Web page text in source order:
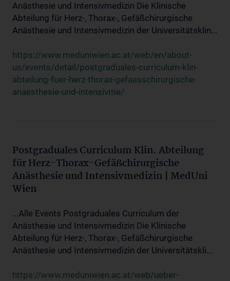
Anästhesie und Intensivmedizin Die Klinische
Abteilung für Herz-, Thorax-, Gefäßchirurgische
Anästhesie und Intensivmedizin der Universitätsklin...
https://www.meduniwien.ac.at/web/en/about-
us/events/detail/postgraduales-curriculum-klin-
abteilung-fuer-herz-thorax-gefaesschirurgische-
anaesthesie-und-intensivme/
Postgraduales Curriculum Klin. Abteilung
für Herz-Thorax-Gefäßchirurgische
Anästhesie und Intensivmedizin | MedUni
Wien
...Alle Events Postgraduales Curriculum der
Anästhesie und Intensivmedizin Die Klinische
Abteilung für Herz-, Thorax-, Gefäßchirurgische
Anästhesie und Intensivmedizin der Universitätskli...
https://www.meduniwien.ac.at/web/ueber-